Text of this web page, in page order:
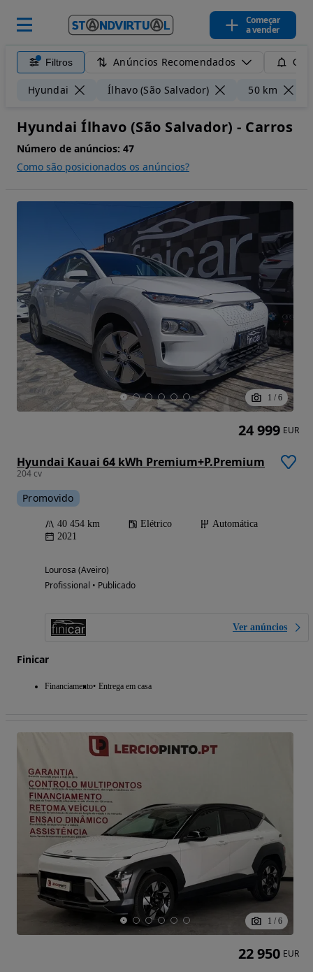
Começar
a vender
Filtros Anúncios Recomendados
Hyundai Ílhavo (São Salvador) 50 km
Hyundai Ílhavo (São Salvador) - Carros
Número de anúncios: 47
Como são posicionados os anúncios?
1 / 6
Hyundai Kauai 64 kWh Premium+P.Premium
204 cv
Promovido
40 454 km Elétrico
Automática
2021
Lourosa (Aveiro)
Profissional • Publicado
Ver anúncios
Finicar
Financiamento Entrega em casa
24 999 EUR
1 / 6
22 950 EUR